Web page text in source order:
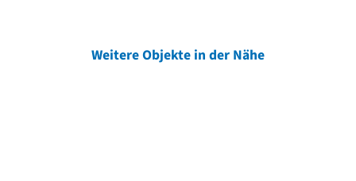
Weitere Objekte in der Nähe